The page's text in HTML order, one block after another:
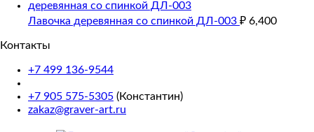
Лавочка деревянная со спинкой ДЛ-003 ₽ 6,400
Контакты
+7 499 136-9544
+7 905 575-5305 (Константин)
zakaz@graver-art.ru